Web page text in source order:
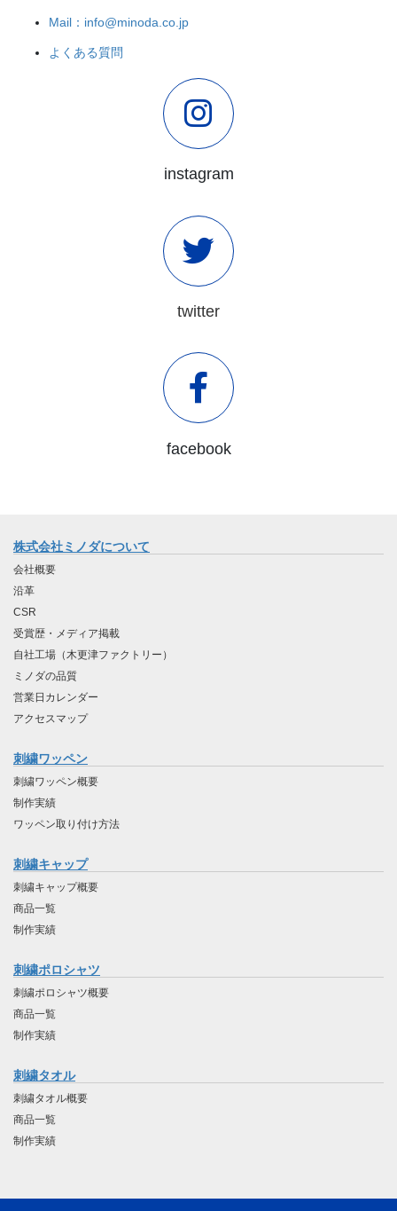
Mail：info@minoda.co.jp
よくある質問
instagram
twitter
facebook
株式会社ミノダについて
会社概要
沿革
CSR
受賞歴・メディア掲載
自社工場（木更津ファクトリー）
ミノダの品質
営業日カレンダー
アクセスマップ
刺繍ワッペン
刺繍ワッペン概要
制作実績
ワッペン取り付け方法
刺繍キャップ
刺繍キャップ概要
商品一覧
制作実績
刺繍ポロシャツ
刺繍ポロシャツ概要
商品一覧
制作実績
刺繍タオル
刺繍タオル概要
商品一覧
制作実績